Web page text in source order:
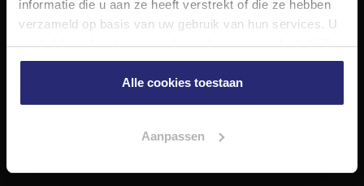
informatie die u aan ze heeft verstrekt of die ze hebben
verzameld op basis van uw gebruik van hun services. U
gaat akkoord met onze cookies als u onze website blijft
gebruiken.
Alle cookies toestaan
Aanpassen
Diensten
Aankoop
Meer informatie over